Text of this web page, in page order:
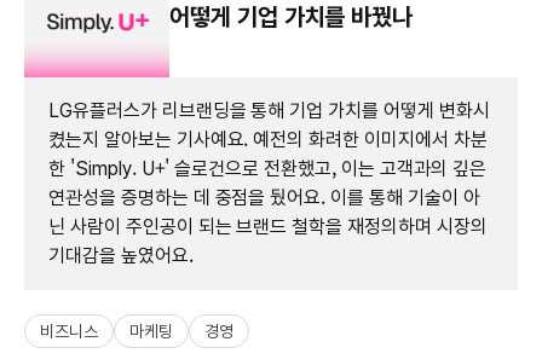
어떻게 기업 가치를 바꿨나
LG유플러스가 리브랜딩을 통해 기업 가치를 어떻게 변화시
켰는지 알아보는 기사예요. 예전의 화려한 이미지에서 차분
한 'Simply. U+' 슬로건으로 전환했고, 이는 고객과의 깊은
연관성을 증명하는 데 중점을 뒀어요. 이를 통해 기술이 아
닌 사람이 주인공이 되는 브랜드 철학을 재정의하며 시장의
기대감을 높였어요.
비즈니스 마케팅 경영